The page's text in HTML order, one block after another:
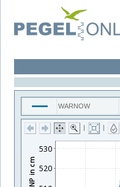
WARNOW
| |